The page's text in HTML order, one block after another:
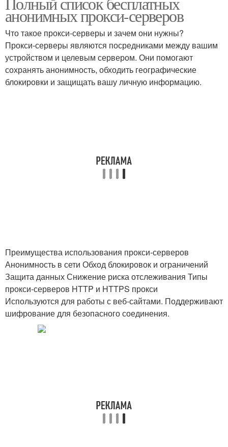
использовании
сервера
Бесплатный прокси-
сервер
Ошибки при
использовании
Прокси-сервера для
анонимных прокси-серверов
Что такое прокси-серверы и зачем они нужны?
Прокси-серверы являются посредниками между вашим
устройством и целевым сервером. Они помогают
сохранять анонимность, обходить географические
блокировки и защищать вашу личную информацию.
Преимущества использования прокси-серверов
Анонимность в сети Обход блокировок и ограничений
Защита данных Снижение риска отслеживания Типы
прокси-серверов HTTP и HTTPS прокси
Используются для работы с веб-сайтами. Поддерживают
шифрование для безопасного соединения.